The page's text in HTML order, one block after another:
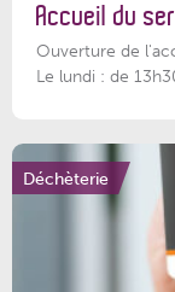
Accueil du
Ouverture de
Le lundi : de 13h30
Déchèterie